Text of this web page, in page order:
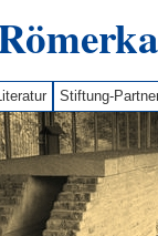
Stiftung-